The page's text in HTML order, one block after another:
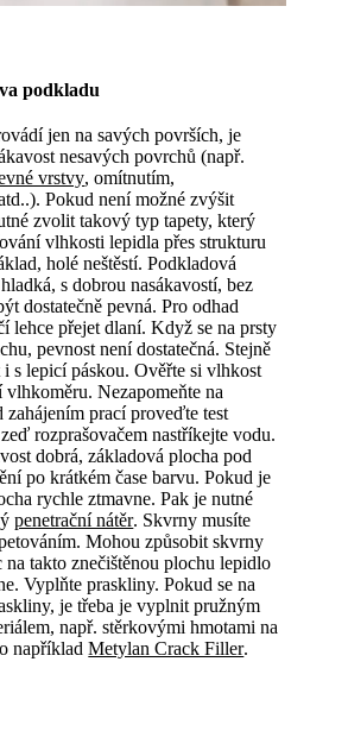
podkladu
jen na savých površích, je
nesavých povrchů (např.
vrstvy, omítnutím,
Pokud není možné zvýšit
zvolit takový typ tapety, který
vlhkosti lepidla přes strukturu
holé neštěstí. Podkladová
s dobrou nasákavostí, bez
dostatečně pevná. Pro odhad
lehce přejet dlaní. Když se na prsty
pevnost není dostatečná. Stejně
i s lepicí páskou. Ověřte si vlhkost
Nezapomeňte na
zahájením prací proveďte test
rozprašovačem nastříkejte vodu.
dobrá, základová plocha pod
po krátkém čase barvu. Pokud je
rychle ztmavne. Pak je nutné
penetrační nátěr. Skvrny musíte
Mohou způsobit skvrny
na takto znečištěnou plochu lepidlo
Vyplňte praskliny. Pokud se na
je třeba je vyplnit pružným
např. stěrkovými hmotami na
napříkladMetylan Crack Filler.